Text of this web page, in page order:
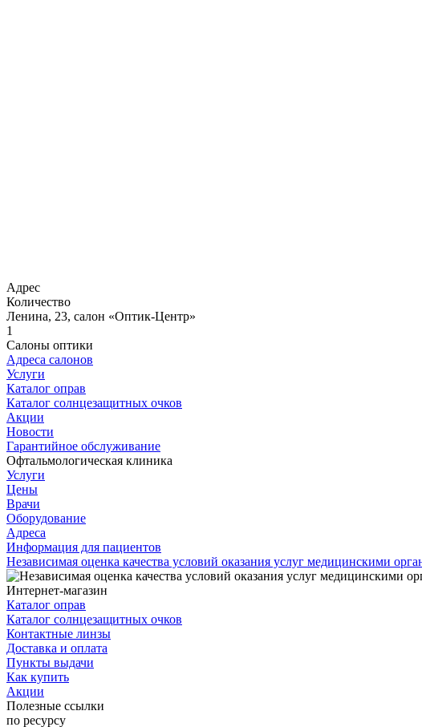
Адрес
Количество
Ленина, 23, салон «Оптик-Центр»
1
Салоны оптики
Адреса салонов
Услуги
Каталог оправ
Каталог солнцезащитных очков
Акции
Новости
Гарантийное обслуживание
Офтальмологическая клиника
Услуги
Цены
Врачи
Оборудование
Адреса
Информация для пациентов
Независимая оценка качества условий оказания услуг медицинскими
Интернет-магазин
Каталог оправ
Каталог солнцезащитных очков
Контактные линзы
Доставка и оплата
Пункты выдачи
Как купить
Акции
Полезные ссылки
по ресурсу